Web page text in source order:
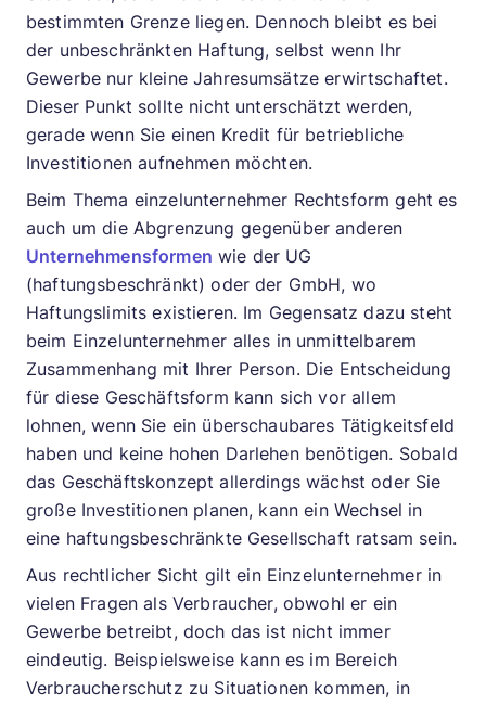
bestimmten Grenze liegen. Dennoch bleibt es bei
der unbeschränkten Haftung, selbst wenn Ihr
Gewerbe nur kleine Jahresumsätze erwirtschaftet.
Dieser Punkt sollte nicht unterschätzt werden,
gerade wenn Sie einen Kredit für betriebliche
Investitionen aufnehmen möchten.
Beim Thema einzelunternehmer Rechtsform geht es
auch um die Abgrenzung gegenüber anderen
Unternehmensformen wie der UG
(haftungsbeschränkt) oder der GmbH, wo
Haftungslimits existieren. Im Gegensatz dazu steht
beim Einzelunternehmer alles in unmittelbarem
Zusammenhang mit Ihrer Person. Die Entscheidung
für diese Geschäftsform kann sich vor allem
lohnen, wenn Sie ein überschaubares Tätigkeitsfeld
haben und keine hohen Darlehen benötigen. Sobald
das Geschäftskonzept allerdings wächst oder Sie
große Investitionen planen, kann ein Wechsel in
eine haftungsbeschränkte Gesellschaft ratsam sein.
Aus rechtlicher Sicht gilt ein Einzelunternehmer in
vielen Fragen als Verbraucher, obwohl er ein
Gewerbe betreibt, doch das ist nicht immer
eindeutig. Beispielsweise kann es im Bereich
Verbraucherschutz zu Situationen kommen, in